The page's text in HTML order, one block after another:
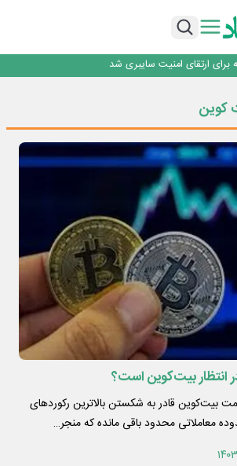
برگزار می‌شود
برای ارتقای امنیت سایبری شد
را به باد داد
می‌شودکوین
انتظار بیت‌کوین است؟
بیت‌کوین قادر به شکستن بالاترین رکوردهای
معاملاتی محدود باقی مانده که منجر…